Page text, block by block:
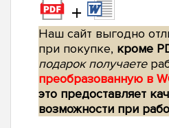
+
Наш сайт выгодно
при покупке, кроме
подарок получаете
преобразованную в
это предоставляет
возможности при